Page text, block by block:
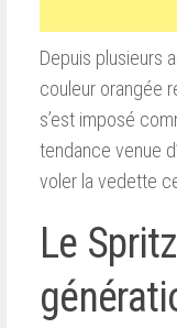
Depuis plusieurs
couleur orangée
s’est imposé
tendance venue
voler la vedette
Le